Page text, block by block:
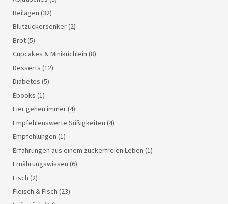
Beilagen (32)
Blutzuckersenker(2)
Brot(5)
Cupcakes & Miniküchlein (8)
Desserts (12)
Diabetes (5)
Ebooks (1)
Eier gehen immer(4)
Empfehlenswerte Süßigkeiten (4)
Empfehlungen (1)
Erfahrungen aus einem zuckerfreien Leben (1)
Ernährungswissen (6)
Fisch (2)
Fleisch & Fisch (23)